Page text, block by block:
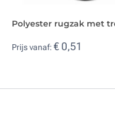
Polyester rugzak met
Prijs vanaf: € 0,51